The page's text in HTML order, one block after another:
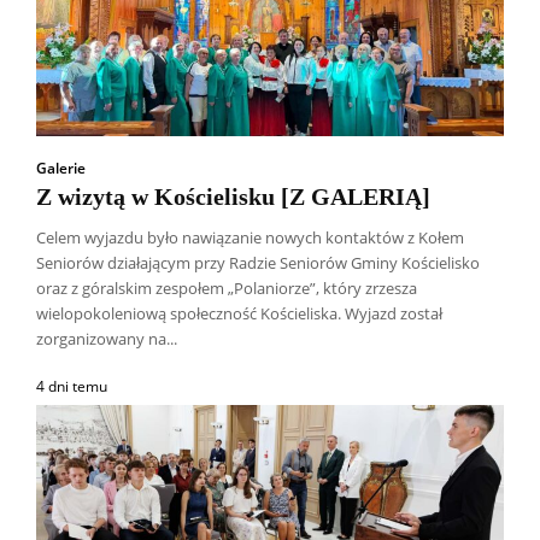
Galerie
Z wizytą w Kościelisku [Z GALERIĄ]
Celem wyjazdu było nawiązanie nowych kontaktów z Kołem
Seniorów działającym przy Radzie Seniorów Gminy Kościelisko
oraz z góralskim zespołem „Polaniorze”, który zrzesza
wielopokoleniową społeczność Kościeliska. Wyjazd został
zorganizowany na...
4 dni temu